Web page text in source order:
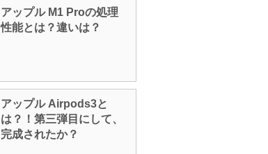
アップル M1 Proの処理
性能とは？違いは？
アップル Airpods3と
は？！第三弾目にして、
完成されたか？